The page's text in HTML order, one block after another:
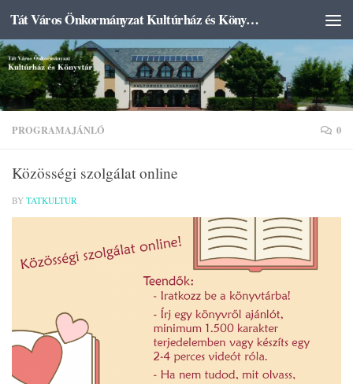
Skip to content Tát Város Önkormányzat Kultúrház és Könyvtár
PROGRAMAJÁNLÓ 0
Közösségi szolgálat online
BY TATKULTUR